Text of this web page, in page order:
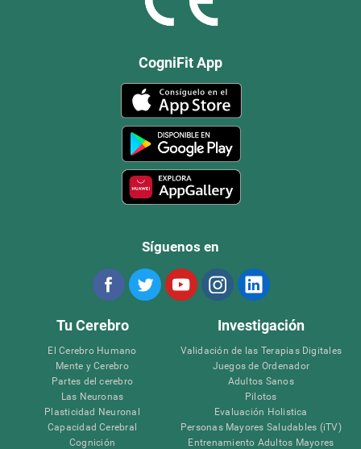
CogniFit App
Síguenos en
Tu Cerebro
El Cerebro Humano
Mente y Cerebro
Partes del cerebro
Las Neuronas
Plasticidad Neuronal
Capacidad Cerebral
Cognición
Investigación
Validación de las Terapias Digitales
Juegos de Ordenador
Adultos Sanos
Pilotos
Evaluación Holistica
Personas Mayores Saludables (iTV)
Entrenamiento Adultos Mayores